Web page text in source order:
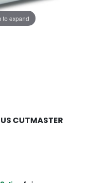
to expand
CUTMASTER